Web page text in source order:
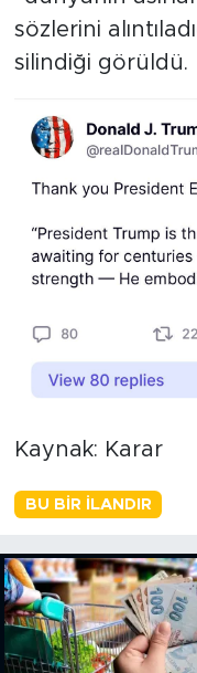
sözlerini
silindiği görüldü.
Kaynak: Karar
BU BIR İLANDIR